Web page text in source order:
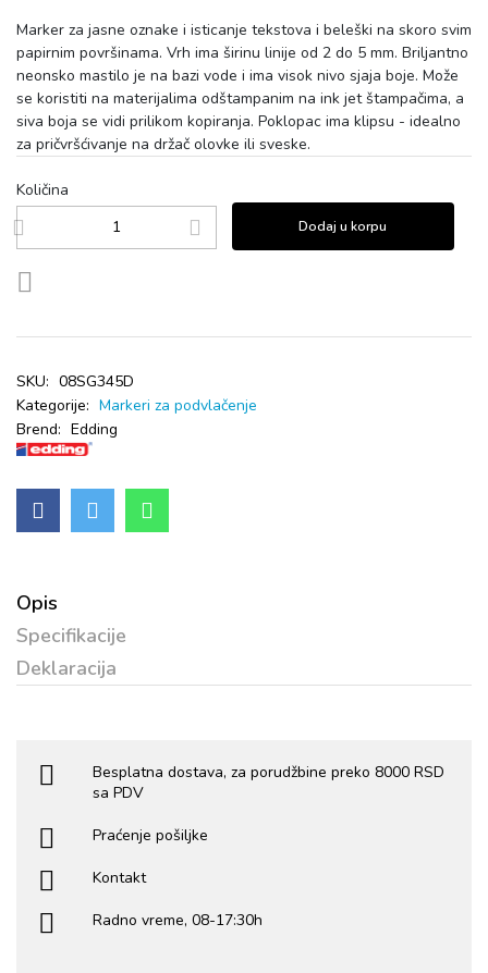
Marker za jasne oznake i isticanje tekstova i beleški na skoro svim
papirnim površinama. Vrh ima širinu linije od 2 do 5 mm. Briljantno
neonsko mastilo je na bazi vode i ima visok nivo sjaja boje. Može
se koristiti na materijalima odštampanim na ink jet štampačima, a
siva boja se vidi prilikom kopiranja. Poklopac ima klipsu - idealno
za pričvršćivanje na držač olovke ili sveske.
Količina
Dodaj u korpu
SKU: 08SG345D
Kategorije: Markeri za podvlačenje
Brend: Edding
Opis
Specifikacije
Deklaracija
Besplatna dostava, za porudžbine preko 8000 RSD
sa PDV
Praćenje pošiljke
Kontakt
Radno vreme, 08-17:30h